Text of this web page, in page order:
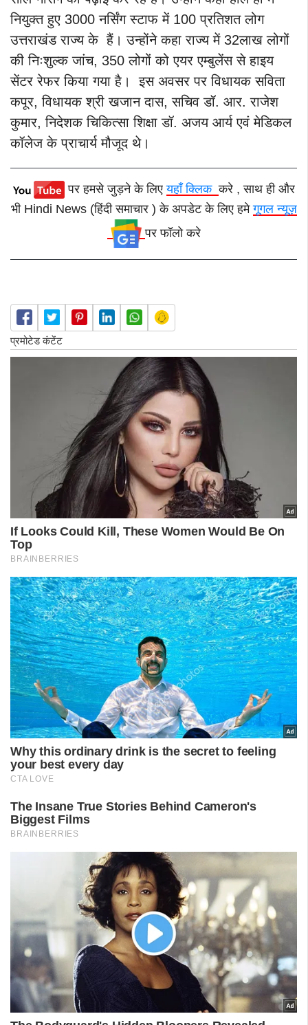
नियुक्त हुए 3000 नर्सिंग स्टाफ में 100 प्रतिशत लोग
उत्तराखंड राज्य के हैं। उन्होंने कहा राज्य में 32लाख लोगों
की निःशुल्क जांच, 350 लोगों को एयर एम्बुलेंस से हाइय
सेंटर रेफर किया गया है।
इस अवसर पर विधायक सविता
कपूर, विधायक श्री खजान दास, सचिव डॉ. आर. राजेश
कुमार, निदेशक चिकित्सा शिक्षा डॉ. अजय आर्य एवं मेडिकल
कॉलेज के प्राचार्य मौजूद थे।
पर हमसे जुड़ने के लिएयहाँ क्लिककरे , साथ ही और
भी Hindi News (हिंदी समाचार ) के अपडेट के लिए हमेगूगल न्यूज़
पर फॉलो करे